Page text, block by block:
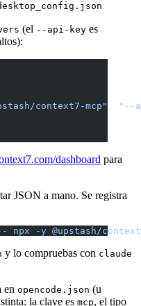
(el --api-key es
context7-mcp" ,
"--
dashboard para
JSON a mano. Se registra
npx -y @upstash/
y lo compruebas con claude
en opencode.json (u
la clave es mcp, el tipo